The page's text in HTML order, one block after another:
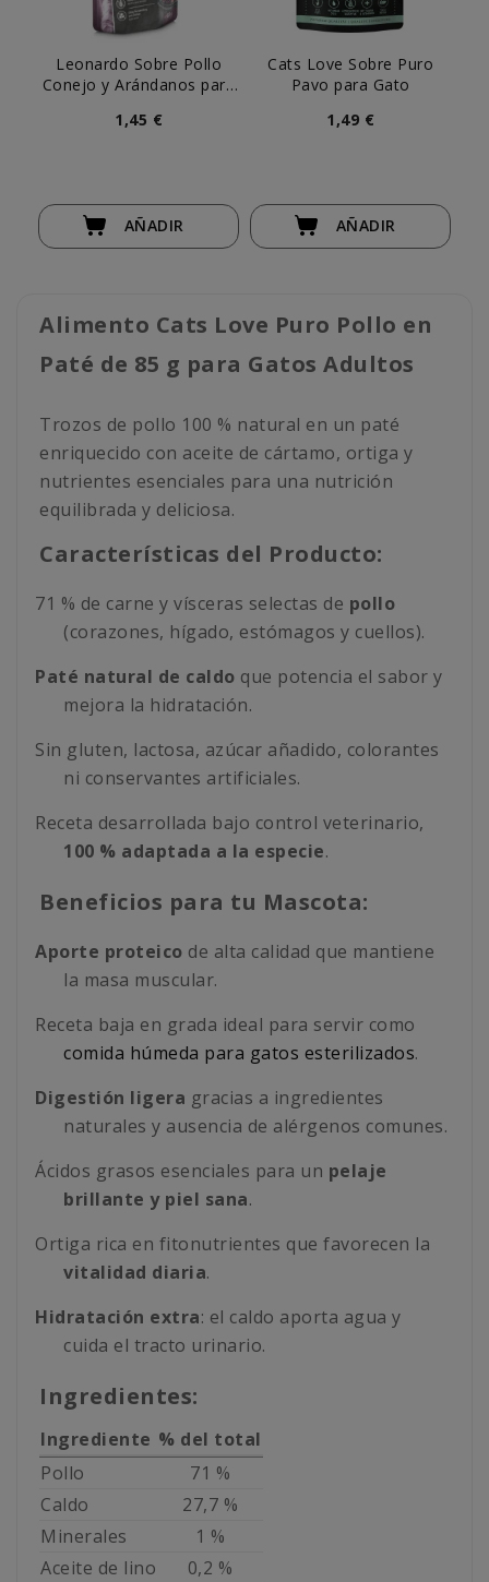
Leonardo Sobre Pollo
Conejo y Arándanos para
1,45 €
AÑADIR
Cats Love Sobre Puro
Pavo para Gato
1,49 €
AÑADIR
Alimento Cats Love Puro Pollo en
Paté de 85 g para Gatos Adultos
Trozos de pollo 100 % natural en un paté
enriquecido con aceite de cártamo, ortiga y
nutrientes esenciales para una nutrición
equilibrada y deliciosa.
Características del Producto:
71 % de carne y vísceras selectas de pollo
(corazones, hígado, estómagos y cuellos).
Paté natural de caldo que potencia el sabor y
mejora la hidratación.
Sin gluten, lactosa, azúcar añadido, colorantes
ni conservantes artificiales.
Receta desarrollada bajo control veterinario,
100 % adaptada a la especie.
Beneficios para tu Mascota:
Aporte proteico de alta calidad que mantiene
la masa muscular.
Receta baja en grada ideal para servir como
comida húmeda para gatos esterilizados.
Digestión ligera gracias a ingredientes
naturales y ausencia de alérgenos comunes.
Ácidos grasos esenciales para un pelaje
brillante y piel sana.
Ortiga rica en fitonutrientes que favorecen la
vitalidad diaria.
Hidratación extra: el caldo aporta agua y
cuida el tracto urinario.
Ingredientes:
Ingrediente % del total
Pollo
71 %
Caldo
27,7 %
Minerales
1 %
Aceite de lino
0,2 %